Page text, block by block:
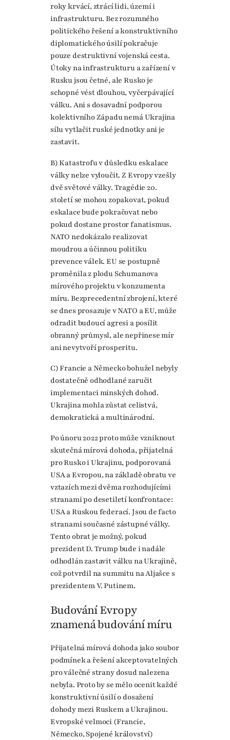
roky krvácí, ztrácí lidi, území i
infrastrukturu. Bez rozumného
politického řešení a konstruktivního
diplomatického úsilí pokračuje
pouze destruktivní vojenská cesta.
Útoky na infrastrukturu a zařízení v
Rusku jsou četné, ale Rusko je
schopné vést dlouhou, vyčerpávající
válku. Ani s dosavadní podporou
kolektivního Západu nemá Ukrajina
sílu vytlačit ruské jednotky ani je
zastavit.
B) Katastrofu v důsledku eskalace
války nelze vyloučit. Z Evropy vzešly
dvě světové války. Tragédie 20.
století se mohou zopakovat, pokud
eskalace bude pokračovat nebo
pokud dostane prostor fanatismus.
NATO nedokázalo realizovat
moudrou a účinnou politiku
prevence válek. EU se postupně
proměnila z plodu Schumanova
mírového projektu v konzumenta
míru. Bezprecedentní zbrojení, které
se dnes prosazuje v NATO a EU, může
odradit budoucí agresi a posílit
obranný průmysl, ale nepřinese mír
ani nevytvoří prosperitu.
C) Francie a Německo bohužel nebyly
dostatečně odhodlané zaručit
implementaci minských dohod.
Ukrajina mohla zůstat celistvá,
demokratická a multinárodní.
Po únoru 2022 proto může vzniknout
skutečná mírová dohoda, přijatelná
pro Rusko i Ukrajinu, podporovaná
USA a Evropou, na základě obratu ve
vztazích mezi dvěma rozhodujícími
stranami po desetiletí konfrontace:
USA a Ruskou federací. Jsou de facto
stranami současné zástupné války.
Tento obrat je možný, pokud
prezident D. Trump bude i nadále
odhodlán zastavit válku na Ukrajině,
což potvrdil na summitu na Aljašce s
prezidentem V. Putinem.
Budování Evropy
znamená budování míru
Přijatelná mírová dohoda jako soubor
podmínek a řešení akceptovatelných
pro válečné strany dosud nalezena
nebyla. Proto by se mělo ocenit každé
konstruktivní úsilí o dosažení
dohody mezi Ruskem a Ukrajinou.
Evropské velmoci (Francie,
Německo, Spojené království)